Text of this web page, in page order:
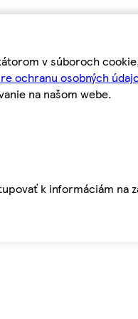
v súboroch
ochranu osobných
na našom webe.
k informáciám na